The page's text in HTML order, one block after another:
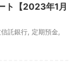
ト【2023年1月
託銀行 定期預金